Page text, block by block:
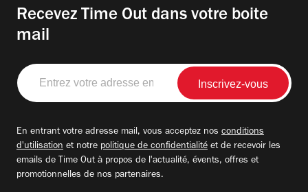
Recevez Time Out dans votre boite
mail
Entrez
votre
adresse
En entrant votre adresse mail, vous acceptez nos conditions
d'utilisation et notre politique de confidentialité et de recevoir les
emails de Time Out à propos de l'actualité, évents, offres et
promotionnelles de nos partenaires.